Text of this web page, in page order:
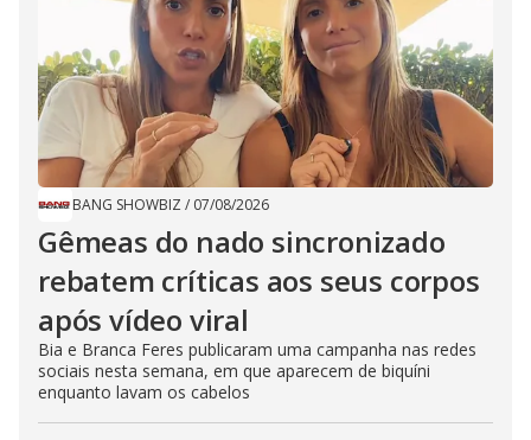
BANG SHOWBIZ / 07/08/2026
Gêmeas do nado sincronizado
rebatem críticas ​a​os seus corpos
após vídeo viral
Bia e Branca Feres publicaram uma campanha nas redes
sociais nesta semana, em que aparecem de biquíni
enquanto lavam os cabelos